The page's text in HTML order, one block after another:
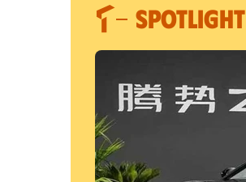
SPOTLIGHT